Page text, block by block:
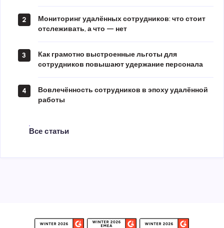
2
Мониторинг удалённых сотрудников: что стоит
отслеживать, а что — нет
3
Как грамотно выстроенные льготы для
сотрудников повышают удержание персонала
4
Вовлечённость сотрудников в эпоху удалённой
работы
Все статьи